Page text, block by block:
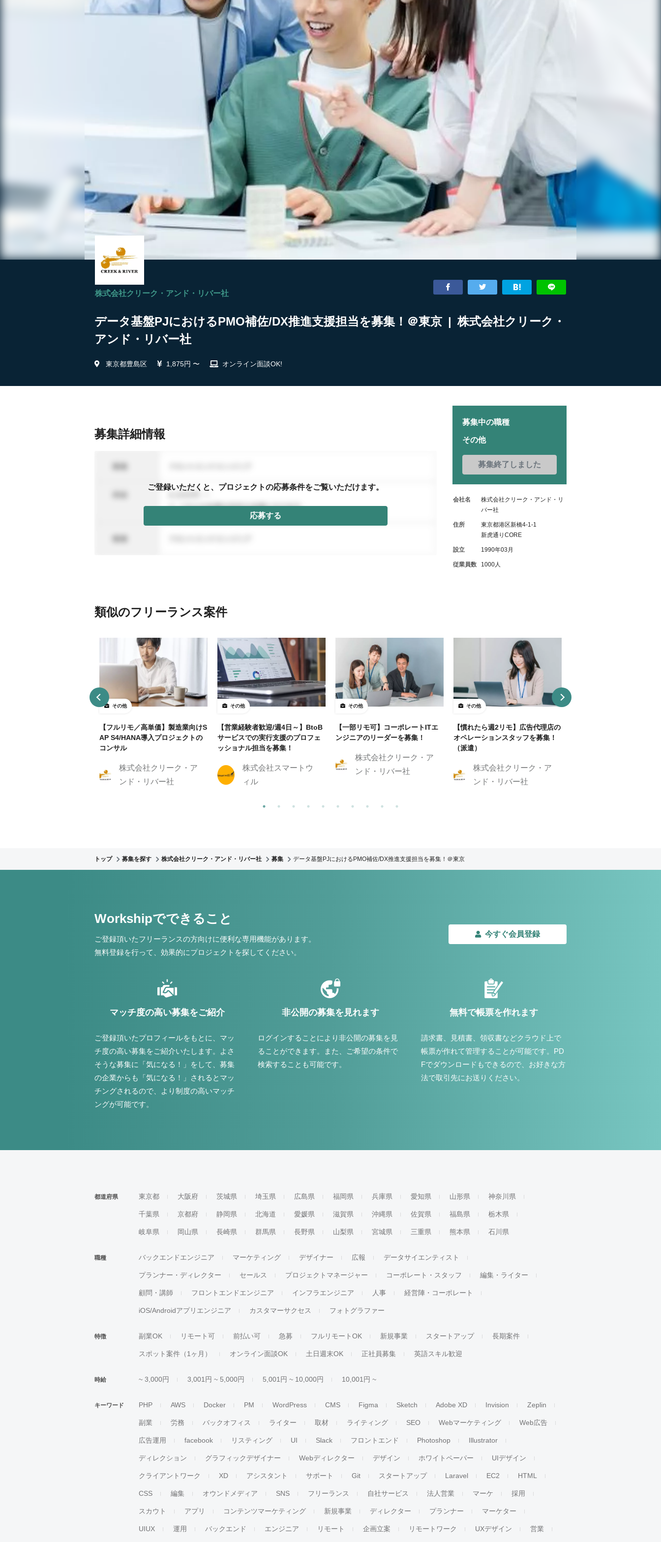
株式会社クリーク・アンド・リバー社
データ基盤PJにおけるPMO補佐/DX推進支援担当を募集！＠東京 | 株式会社クリーク・
アンド・リバー社
東京都豊島区 1,875円 〜 オンライン面談OK!
募集詳細情報
ご登録いただくと、プロジェクトの応募条件をご覧いただけます。
応募する
募集中の職種
その他
募集終了しました
会社名
株式会社クリーク・アンド・リ
バー社
住所
東京都港区新橋4-1-1
新虎通りCORE
設立 1990年03月
従業員数 1000人
類似のフリーランス案件
その他
【フルリモ／高単価】製造業向けS
AP S4/HANA導入プロジェクトの
コンサル
株式会社クリーク・ア
ンド・リバー社
その他
【営業経験者歓迎/週4日～】BtoB
サービスでの実行支援のプロフェ
ッショナル担当を募集！
株式会社スマートウ
ィル
その他
【一部リモ可】コーポレートITエ
ンジニアのリーダーを募集！
株式会社クリーク・ア
ンド・リバー社
その他
【慣れたら週2リモ】広告代理店の
オペレーションスタッフを募集！
（派遣）
株式会社クリーク・ア
ンド・リバー社
トップ 募集を探す 株式会社クリーク・アンド・リバー社 募集 データ基盤PJにおけるPMO補佐/DX推進支援担当を募集！＠東京
Workshipでできること
ご登録頂いたフリーランスの方向けに便利な専用機能があります。
無料登録を行って、効果的にプロジェクトを探してください。
今すぐ会員登録
マッチ度の高い募集をご紹介
ご登録頂いたプロフィールをもとに、マッ
チ度の高い募集をご紹介いたします。よさ
そうな募集に「気になる！」をして、募集
の企業からも「気になる！」されるとマッ
チングされるので、より制度の高いマッチ
ングが可能です。
非公開の募集を見れます
ログインすることにより非公開の募集を見
ることができます。また、ご希望の条件で
検索することも可能です。
無料で帳票を作れます
請求書、見積書、領収書などクラウド上で
帳票が作れて管理することが可能です。PD
Fでダウンロードもできるので、お好きな方
法で取引先にお送りください。
都道府県 東京都 大阪府 茨城県 埼玉県 広島県 福岡県 兵庫県 愛知県 山形県 神奈川県
千葉県 京都府 静岡県 北海道 愛媛県 滋賀県 沖縄県 佐賀県 福島県 栃木県
岐阜県 岡山県 長崎県 群馬県 長野県 山梨県 宮城県 三重県 熊本県 石川県
職種 バックエンドエンジニア マーケティング デザイナー 広報 データサイエンティスト
プランナー・ディレクター セールス プロジェクトマネージャー コーポレート・スタッフ 編集・ライター
顧問・講師 フロントエンドエンジニア インフラエンジニア 人事 経営陣・コーポレート
iOS/Androidアプリエンジニア カスタマーサクセス フォトグラファー
特徴 副業OK リモート可 前払い可 急募 フルリモートOK 新規事業 スタートアップ 長期案件
スポット案件（1ヶ月） オンライン面談OK 土日週末OK 正社員募集 英語スキル歓迎
時給 ~ 3,000円 3,001円 ~ 5,000円 5,001円 ~ 10,000円 10,001円 ~
キーワード PHP AWS Docker PM WordPress CMS Figma Sketch Adobe XD Invision Zeplin
副業 労務 バックオフィス ライター 取材 ライティング SEO Webマーケティング Web広告
広告運用 facebook リスティング UI Slack フロントエンド Photoshop Illustrator
ディレクション グラフィックデザイナー Webディレクター デザイン ホワイトペーパー UIデザイン
クライアントワーク XD アシスタント サポート Git スタートアップ Laravel EC2 HTML
CSS 編集 オウンドメディア SNS フリーランス 自社サービス 法人営業 マーケ 採用
スカウト アプリ コンテンツマーケティング 新規事業 ディレクター プランナー マーケター
UIUX 運用 バックエンド エンジニア リモート 企画立案 リモートワーク UXデザイン 営業